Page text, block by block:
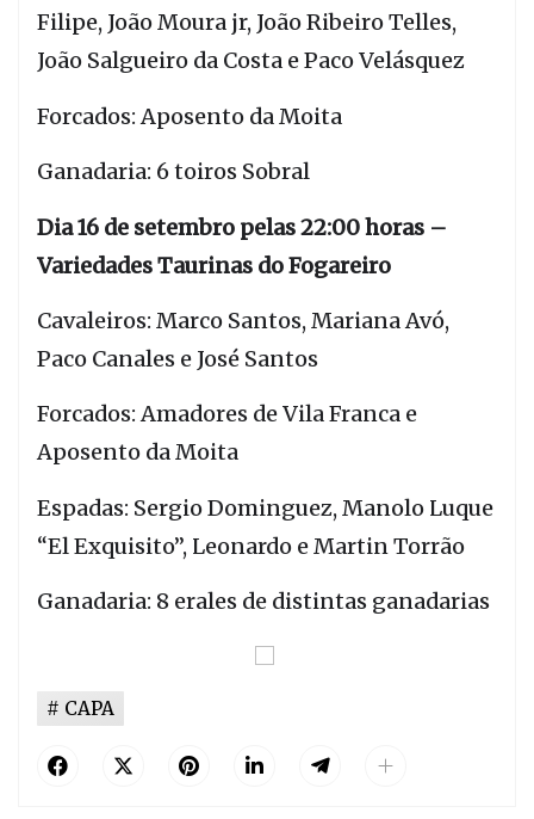
Filipe, João Moura jr, João Ribeiro Telles,
João Salgueiro da Costa e Paco Velásquez
Forcados: Aposento da Moita
Ganadaria: 6 toiros Sobral
Dia 16 de setembro pelas 22:00 horas –
Variedades Taurinas do Fogareiro
Cavaleiros: Marco Santos, Mariana Avó,
Paco Canales e José Santos
Forcados: Amadores de Vila Franca e
Aposento da Moita
Espadas: Sergio Dominguez, Manolo Luque
“El Exquisito”, Leonardo e Martin Torrão
Ganadaria: 8 erales de distintas ganadarias
CAPA